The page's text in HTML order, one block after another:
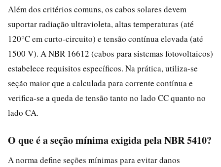
Além dos critérios comuns, os cabos solares devem
suportar radiação ultravioleta, altas temperaturas (até
120°C em curto-circuito) e tensão contínua elevada (até
1500 V). A NBR 16612 (cabos para sistemas fotovoltaicos)
estabelece requisitos específicos. Na prática, utiliza-se
seção maior que a calculada para corrente contínua e
verifica-se a queda de tensão tanto no lado CC quanto no
lado CA.
O que é a seção mínima exigida pela NBR 5410?
A norma define seções mínimas para evitar danos